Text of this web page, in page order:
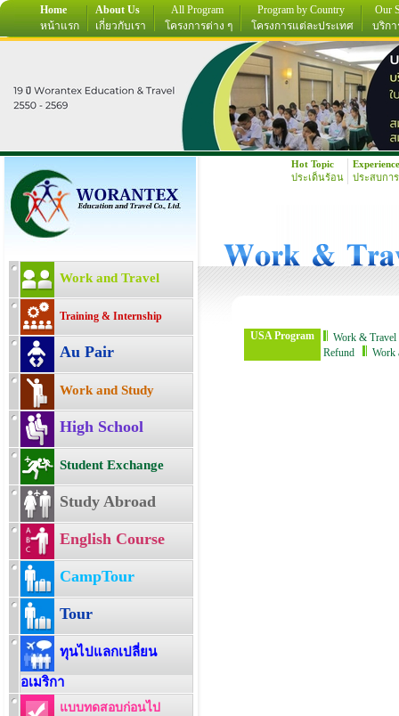
Home
หน้าแรก
About Us
เกี่ยวกับเรา
All Program
โครงการต่าง ๆ
Program by Country
โครงการแต่ละประเทศ
Our
บริกา
Work and Travel
Training & Internship
Au Pair
Work and Study
High School
Student Exchange
Study Abroad
English Course
CampTour
Tour
ทุนไปแลกเปลี่ยน
อเมริกา
แบบทดสอบก่อนไป
Hot Topic
ประเด็นร้อน
Experience
ประสบกา
USA Program
Work & Travel
Refund
Work